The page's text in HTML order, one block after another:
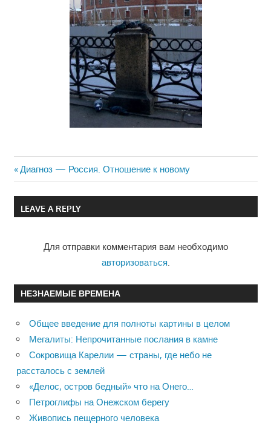
Навигация
по
Previous
Post:
Диагноз — Россия. Отношение к новому
LEAVE A REPLY
Для отправки комментария вам необходимо
авторизоваться.
НЕЗНАЕМЫЕ ВРЕМЕНА
Общее введение для полноты картины в целом
Мегалиты: Непрочитанные послания в камне
Сокровища Карелии — страны, где небо не
рассталось с землей
«Делос, остров бедный» что на Онего…
Петроглифы на Онежском берегу
Живопись пещерного человека